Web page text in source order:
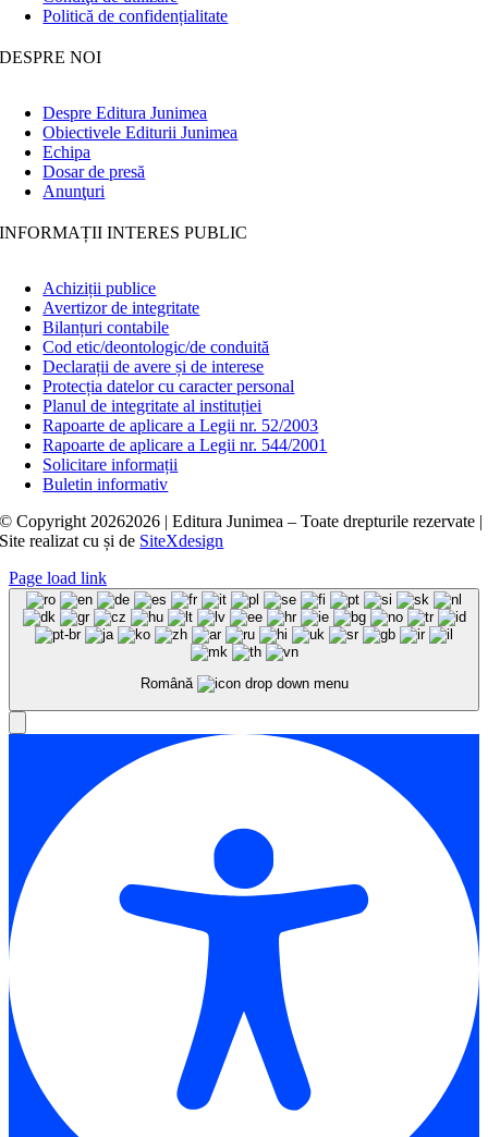
Politică de confidențialitate
DESPRE NOI
Despre Editura Junimea
Obiectivele Editurii Junimea
Echipa
Dosar de presă
Anunţuri
INFORMAȚII INTERES PUBLIC
Achiziții publice
Avertizor de integritate
Bilanțuri contabile
Cod etic/deontologic/de conduită
Declarații de avere și de interese
Protecția datelor cu caracter personal
Planul de integritate al instituției
Rapoarte de aplicare a Legii nr. 52/2003
Rapoarte de aplicare a Legii nr. 544/2001
Solicitare informații
Buletin informativ
© Copyright 20262026 | Editura Junimea – Toate drepturile rezervate |
Site realizat cușide SiteXdesign
Page load link
Română